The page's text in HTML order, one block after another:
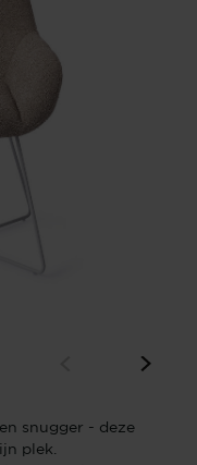
snugger - deze
plek.